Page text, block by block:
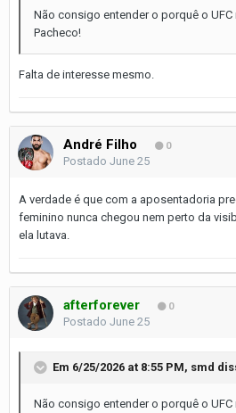
Não consigo entender o porquê o UFC
Pacheco!
Falta de interesse mesmo.
André Filho 0
Postado June 25
A verdade é que com a aposentadoria
feminino nunca chegou nem perto da
ela lutava.
afterforever 0
Postado June 25
Em 6/25/2026 at 8:55 PM, smd
Não consigo entender o porquê o UFC